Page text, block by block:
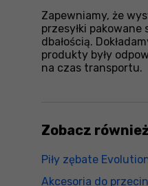
Zapewniamy, że
przesyłki pakowane
dbałością.
produkty były
na czas transportu.
Zobacz
Piły zębate
Akcesoria do